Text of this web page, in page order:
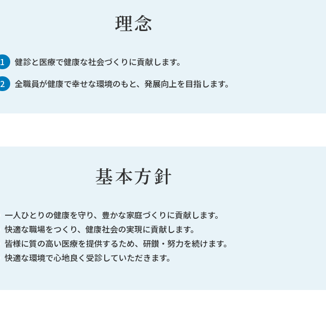
理念
1
健診と医療で健康な社会づくりに貢献します。
2
全職員が健康で幸せな環境のもと、発展向上を目指します。
基本方針
一人ひとりの健康を守り、豊かな家庭づくりに貢献します。
快適な職場をつくり、健康社会の実現に貢献します。
皆様に質の高い医療を提供するため、研鑚・努力を続けます。
快適な環境で心地良く受診していただきます。